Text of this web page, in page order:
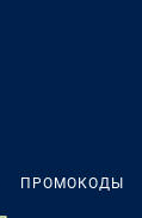
ПРОМОКОДЫ